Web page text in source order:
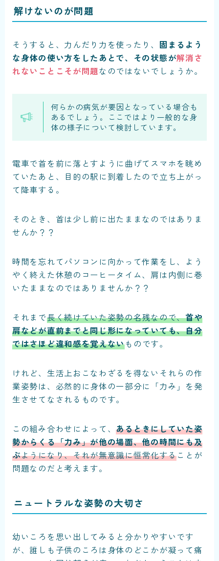
解けないのが問題
そうすると、力んだり力を使ったり、 固まるよう
な身体の使い方をしたあとで、その状態が解消さ
れないことこそが問題なのではないでしょうか。
何らかの病気が要因となっている場合も
あるでしょう。ここではより一般的な身
体の様子について検討しています。
電車で首を前に落とすように曲げてスマホを眺め
ていたあと、目的の駅に到着したので立ち上がっ
て降車する。
そのとき、首は少し前に出たままなのではありま
せんか？？
時間を忘れてパソコンに向かって作業をし、よう
やく終えた休憩のコーヒータイム、肩は内側に巻
いたままなのではありませんか？？
それまで長く続けていた姿勢の名残なので、首や
肩などが直前までと同じ形になっていても、自分
ではさほど違和感を覚えないものです。
けれど、生活上おこなわざるを得ないそれらの作
業姿勢は、必然的に身体の一部分に「力み」を発
生させてなされるものです。
この組み合わせによって、あるときにしていた姿
勢からくる「力み」が他の場面、他の時間にも及
ぶようになり、それが無意識に恒常化することが
問題なのだ と考えます。
ニュートラルな姿勢の大切さ
幼いころを思い出してみると分かりやすいです
が、誰しも子供のころは身体のどこかが凝って痛